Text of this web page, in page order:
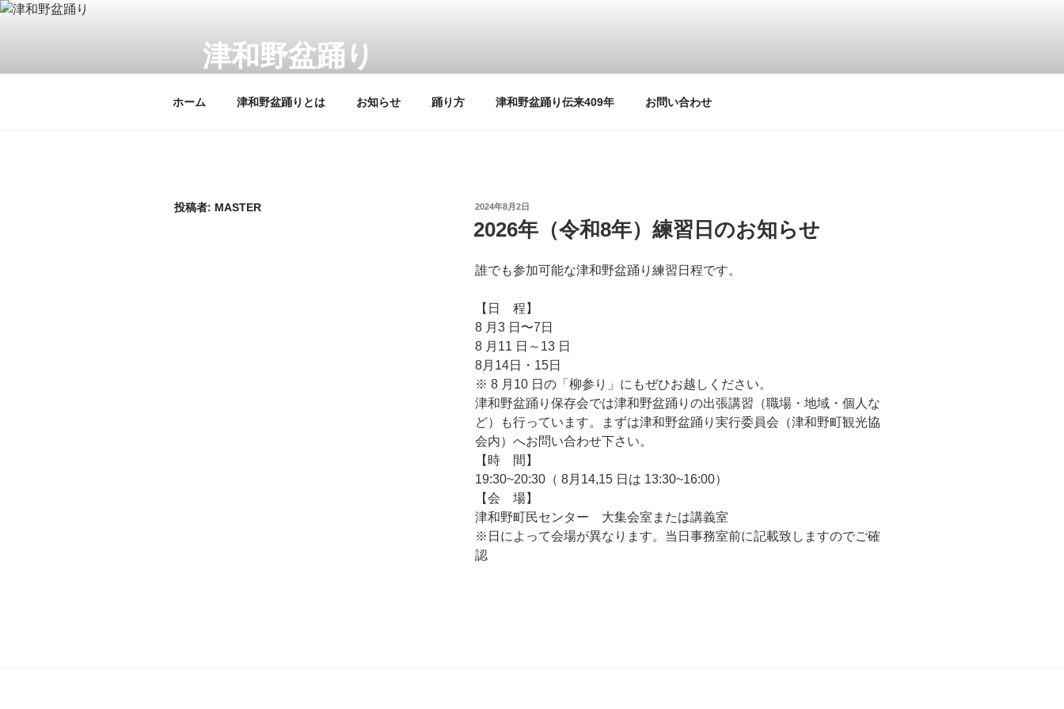
コ
津和野盆踊り
ホーム 津和野盆踊りとは お知らせ 踊り方 津和野盆踊り伝来409年 お問い合わせ
投稿者: MASTER
投
日:
2024年8月2日
2026年（令和8年）練習日のお知らせ
誰でも参加可能な津和野盆踊り練習日程です。
【日 程】
8 月3 日〜7日
8 月11 日～13 日
8月14日・15日
※ 8 月10 日の「柳参り」にもぜひお越しください。
津和野盆踊り保存会では津和野盆踊りの出張講習（職場・地域・個人な
ど）も行っています。まずは津和野盆踊り実行委員会（津和野町観光協
会内）へお問い合わせ下さい。
【時 間】
19:30~20:30（ 8月14,15 日は 13:30~16:00）
【会 場】
津和野町民センター 大集会室または講義室
※日によって会場が異なります。当日事務室前に記載致しますのでご確
認